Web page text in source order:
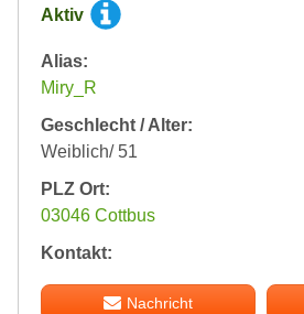
Aktiv
Alias:
Miry_R
Geschlecht / Alter:
Weiblich/ 51
PLZ Ort:
03046 Cottbus
Kontakt:
Nachricht